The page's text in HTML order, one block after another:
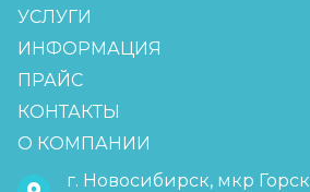
УСЛУГИ
ИНФОРМАЦИЯ
ПРАЙС
КОНТАКТЫ
О КОМПАНИИ
г. Новосибирск, мкр